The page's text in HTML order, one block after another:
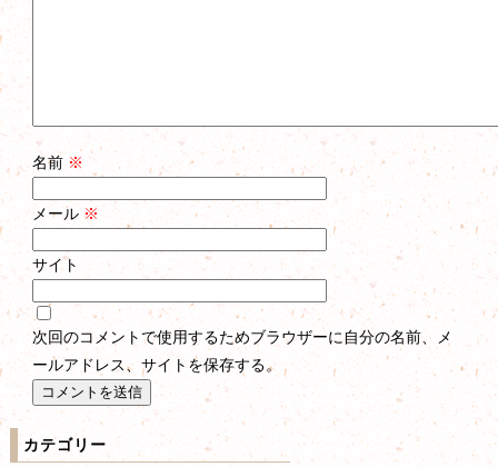
名前 ※
メール ※
サイト
次回のコメントで使用するためブラウザーに自分の名前、メ
ールアドレス、サイトを保存する。
カテゴリー